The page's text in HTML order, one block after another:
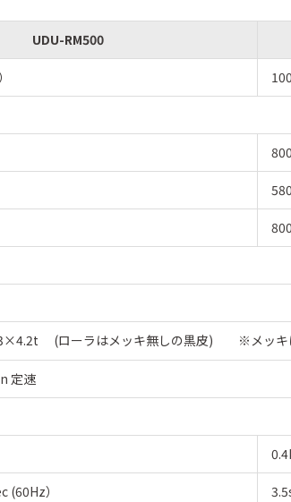
UDU-RM500
(ローラはメッキ無しの黒皮) ※メッキ
定速
(60Hz）